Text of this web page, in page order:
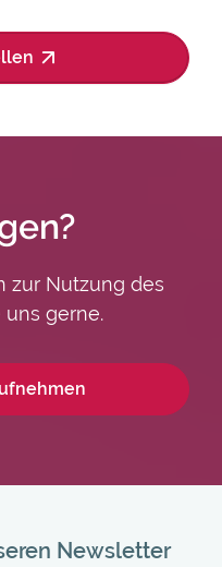
zur Nutzung des
gerne.
Newsletter